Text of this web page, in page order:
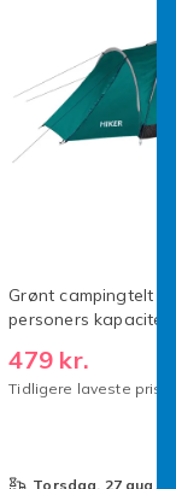
Stor
Grønt campingtelt
personers kapacitet
479 kr.
Tidligere laveste pris:
torsdag, 27 aug.